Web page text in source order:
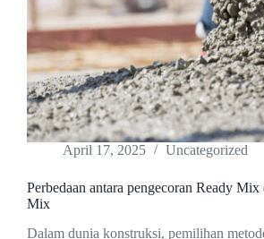
April 17, 2025 Uncategorized
Perbedaan antara pengecoran Ready Mix
Mix
Dalam dunia konstruksi, pemilihan